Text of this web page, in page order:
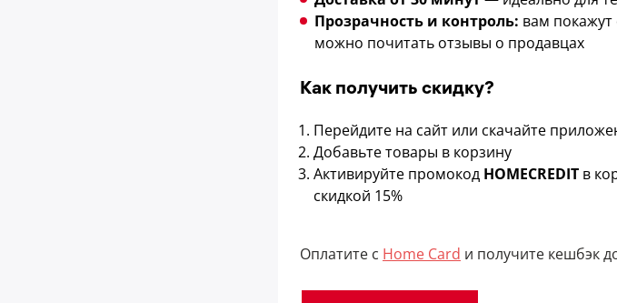
Прозрачность и контроль: вам покажут
можно почитать отзывы о продавцах
Как получить скидку?
Перейдите на сайт или скачайте
Добавьте товары в корзину
Активируйте промокод HOMECREDIT в
скидкой 15%
Оплатите с Home Card и получите кешбэк